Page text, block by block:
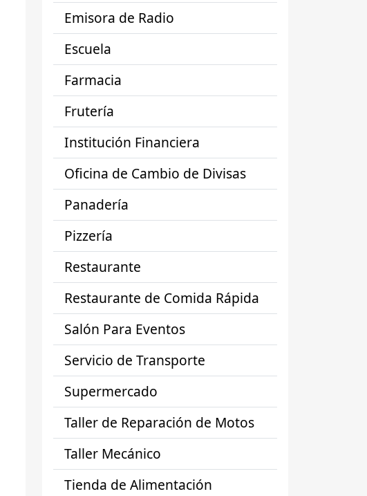
Emisora de Radio
Escuela
Farmacia
Frutería
Institución Financiera
Oficina de Cambio de Divisas
Panadería
Pizzería
Restaurante
Restaurante de Comida Rápida
Salón Para Eventos
Servicio de Transporte
Supermercado
Taller de Reparación de Motos
Taller Mecánico
Tienda de Alimentación